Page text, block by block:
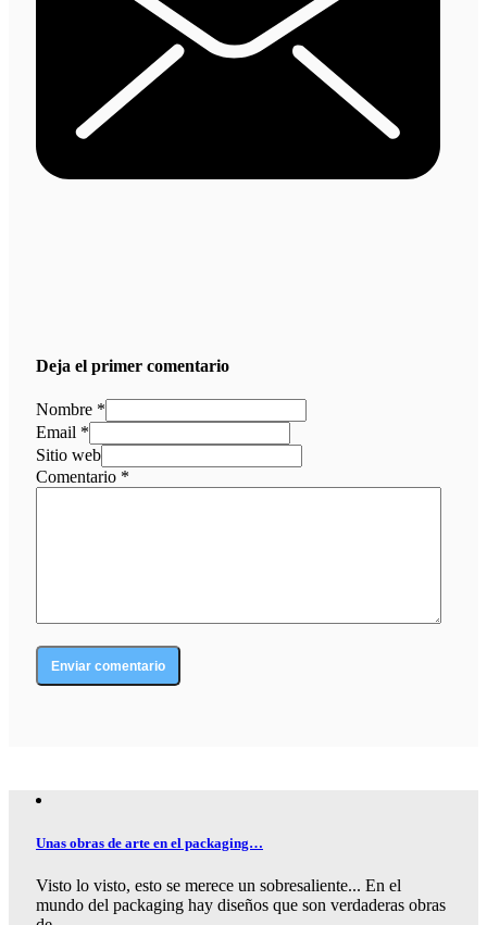
Deja el primer comentario
Nombre *
Email *
Sitio web
Comentario *
Unas obras de arte en el packaging…
Visto lo visto, esto se merece un sobresaliente... En el
mundo del packaging hay diseños que son verdaderas obras